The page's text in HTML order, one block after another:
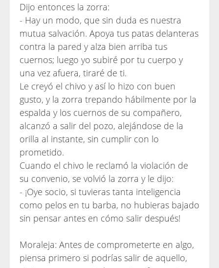
Dijo entonces la zorra:
- Hay un modo, que sin duda es nuestra
mutua salvación. Apoya tus patas delanteras
contra la pared y alza bien arriba tus
cuernos; luego yo subiré por tu cuerpo y
una vez afuera, tiraré de ti.
Le creyó el chivo y así lo hizo con buen
gusto, y la zorra trepando hábilmente por la
espalda y los cuernos de su compañero,
alcanzó a salir del pozo, alejándose de la
orilla al instante, sin cumplir con lo
prometido.
Cuando el chivo le reclamó la violación de
su convenio, se volvió la zorra y le dijo:
- ¡Oye socio, si tuvieras tanta inteligencia
como pelos en tu barba, no hubieras bajado
sin pensar antes en cómo salir después!
Moraleja: Antes de comprometerte en algo,
piensa primero si podrías salir de aquello,